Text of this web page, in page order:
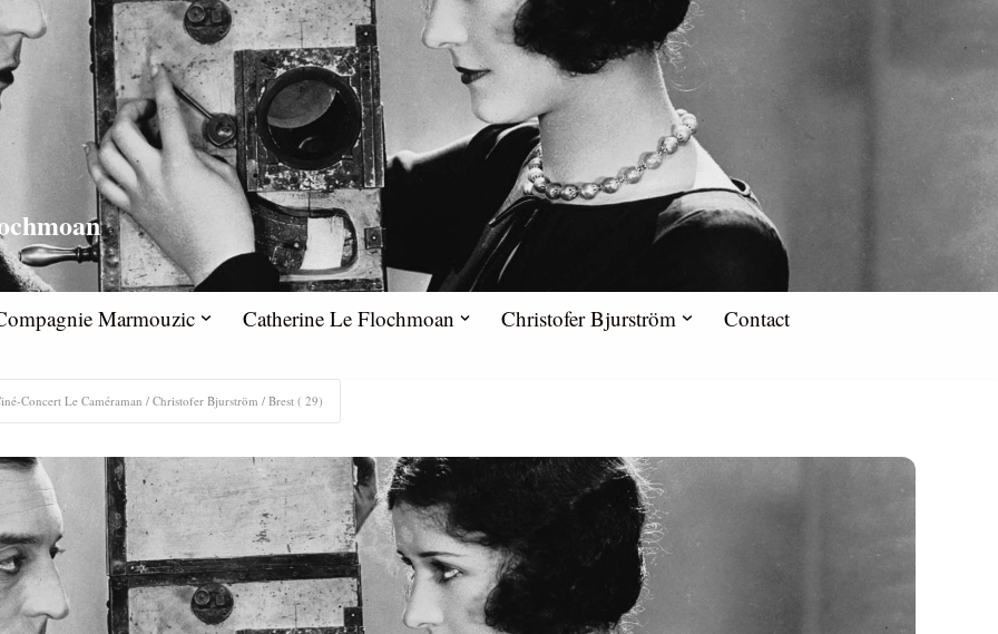
Marmouzic Catherine Le Flochmoan Christofer Bjurström Contact
Concert Le Caméraman / Christofer Bjurström / Brest ( 29)